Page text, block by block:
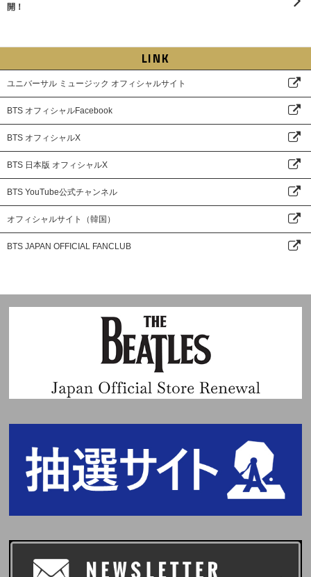
開！
LINK
ユニバーサル ミュージック オフィシャルサイト
BTS オフィシャルFacebook
BTS オフィシャルX
BTS 日本版 オフィシャルX
BTS YouTube公式チャンネル
オフィシャルサイト（韓国）
BTS JAPAN OFFICIAL FANCLUB